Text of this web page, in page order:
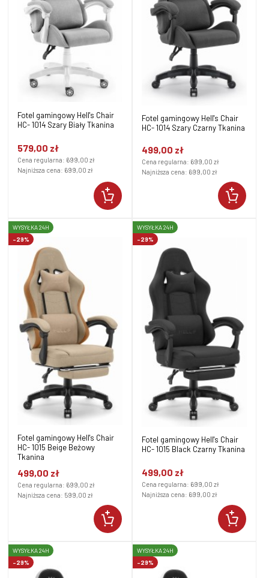
Fotel gamingowy Hell's Chair
HC- 1014 Szary Biały Tkanina
579,00 zł
Cena regularna: 699,00 zł
Najniższa cena: 699,00 zł
Fotel gamingowy Hell's Chair
HC- 1014 Szary Czarny Tkanina
499,00 zł
Cena regularna: 699,00 zł
Najniższa cena: 699,00 zł
Fotel gamingowy Hell's Chair
HC- 1015 Beige Beżowy
Tkanina
499,00 zł
Cena regularna: 699,00 zł
Najniższa cena: 599,00 zł
-29%
WYSYŁKA 24H
Fotel gamingowy Hell's Chair
HC- 1015 Black Czarny Tkanina
499,00 zł
Cena regularna: 699,00 zł
Najniższa cena: 699,00 zł
-29%
WYSYŁKA 24H
-29%
WYSYŁKA 24H
-29%
WYSYŁKA 24H